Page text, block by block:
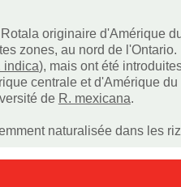
originaire d'Amérique
zones, au nord de
indica), mais ont été
centrale et d'Amérique
de R. mexicana.
naturalisée dans les